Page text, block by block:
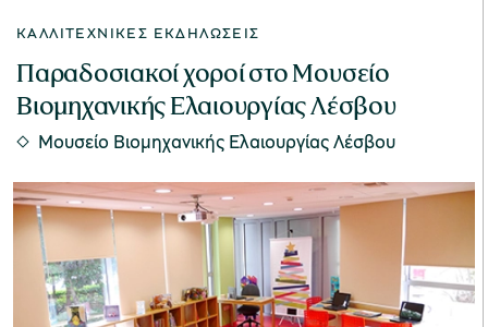
ΚΑΛΛΙΤΕΧΝΙΚΈΣ ΕΚΔΗΛΏΣΕΙΣ
Παραδοσιακοί χοροί στο Μουσείο
Βιομηχανικής Ελαιουργίας Λέσβου
Μουσείο Βιομηχανικής Ελαιουργίας Λέσβου